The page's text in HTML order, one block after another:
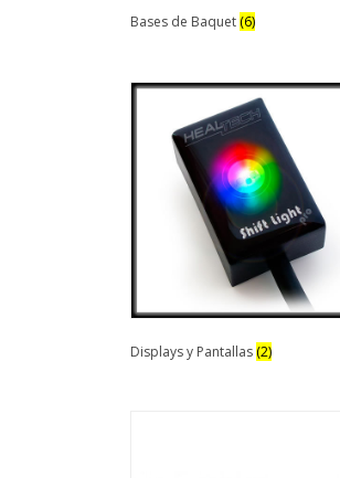
Bases de Baquet (6)
Displays y Pantallas (2)